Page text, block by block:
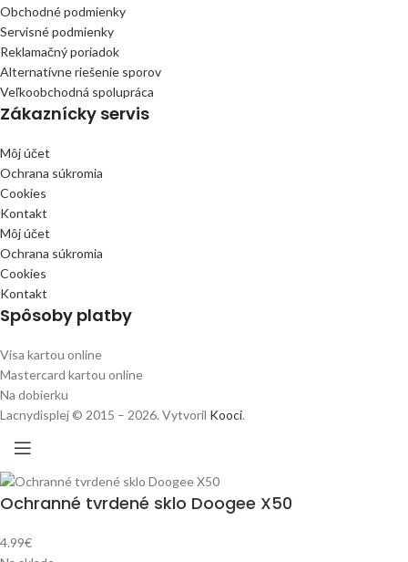
Obchodné podmienky
Servisné podmienky
Reklamačný poriadok
Alternatívne riešenie sporov
Veľkoobchodná spolupráca
Zákaznícky servis
Môj účet
Ochrana súkromia
Cookies
Kontakt
Môj účet
Ochrana súkromia
Cookies
Kontakt
Spôsoby platby
Visa kartou online
Mastercard kartou online
Na dobierku
Lacnydisplej © 2015 – 2026. Vytvoril Kooci.
Ochranné tvrdené sklo Doogee X50
4.99€